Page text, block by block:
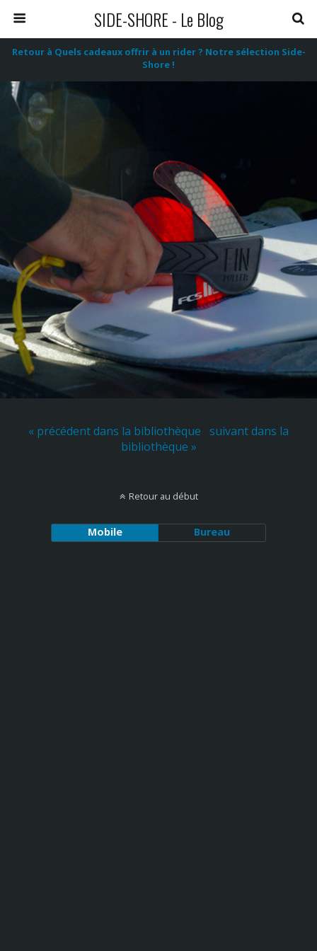
SIDE-SHORE - Le Blog
Retour à Quels cadeaux offrir à un rider ? Notre sélection Side-
Shore !
« précédent dans la bibliothèque suivant dans la
bibliothèque »
Retour au début
Mobile Bureau